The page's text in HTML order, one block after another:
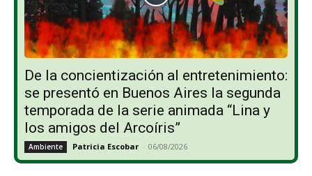
De la concientización al entretenimiento:
se presentó en Buenos Aires la segunda
temporada de la serie animada “Lina y
los amigos del Arcoíris”
Ambiente Patricia Escobar - 06/08/2026